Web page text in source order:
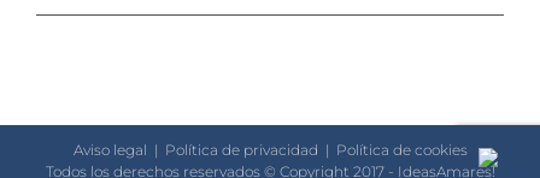
Aviso legal | Política de privacidad | Política de cookies
Todos los derechos reservados © Copyright 2017 - IdeasAmares!